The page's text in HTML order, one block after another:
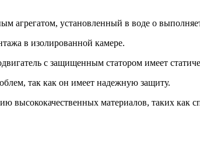
агрегатом, установленный в воде о
в изолированной камере.
с защищенным статором имеет
так как он имеет надежную защиту.
высококачественных материалов, таких как